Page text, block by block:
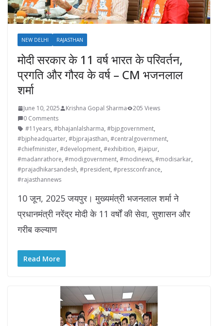
NEW DELHI RAJASTHAN
मोदी सरकार के 11 वर्ष भारत के परिवर्तन,
प्रगति और गौरव के वर्ष – CM भजनलाल
शर्मा
June 10, 2025 Krishna Gopal Sharma
205 Views
0 Comments
#11years, #bhajanlalsharma, #bjpgovernment,
#bjpheadquarter, #bjprajasthan, #centralgovernment,
#chiefminister, #development, #exhibition, #jaipur,
#madanrathore, #modigovernment, #modinews, #modisarkar,
#prajadhikarsandesh, #president, #pressconfrance,
#rajasthannews
10 जून, 2025 जयपुर। मुख्यमंत्री भजनलाल शर्मा ने
प्रधानमंत्री नरेंद्र मोदी के 11 वर्षों की सेवा, सुशासन और
गरीब कल्याण
Read More